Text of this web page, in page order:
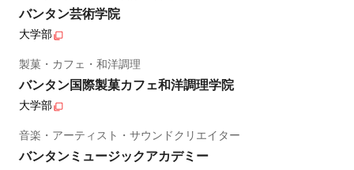
バンタン芸術学院
大学部
製菓・カフェ・和洋調理
バンタン国際製菓カフェ和洋調理学院
大学部
音楽・アーティスト・サウンドクリエイター
バンタンミュージックアカデミー